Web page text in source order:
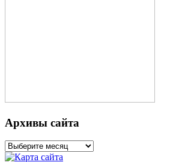
Архивы сайта
Архивы
сайта